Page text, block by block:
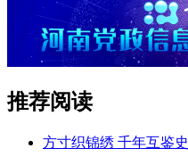
推荐阅读
方寸织锦绣 千年互鉴史